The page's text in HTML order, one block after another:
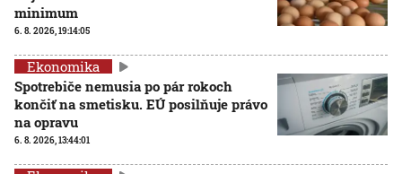
minimum
6. 8. 2026, 19:14:05
Ekonomika
Spotrebiče nemusia po pár rokoch
končiť na smetisku. EÚ posilňuje právo
na opravu
6. 8. 2026, 13:44:01